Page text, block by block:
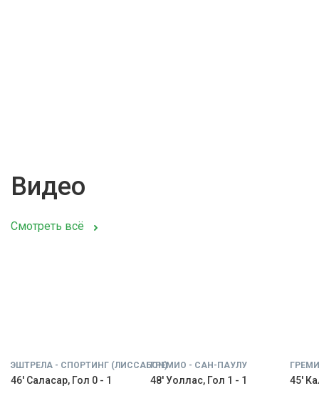
Видео
Смотреть всё
ЭШТРЕЛА - СПОРТИНГ (ЛИССАБОН)
46' Саласар, Гол 0 - 1
ГРЕМИО - САН-ПАУЛУ
48' Уоллас, Гол 1 - 1 45'